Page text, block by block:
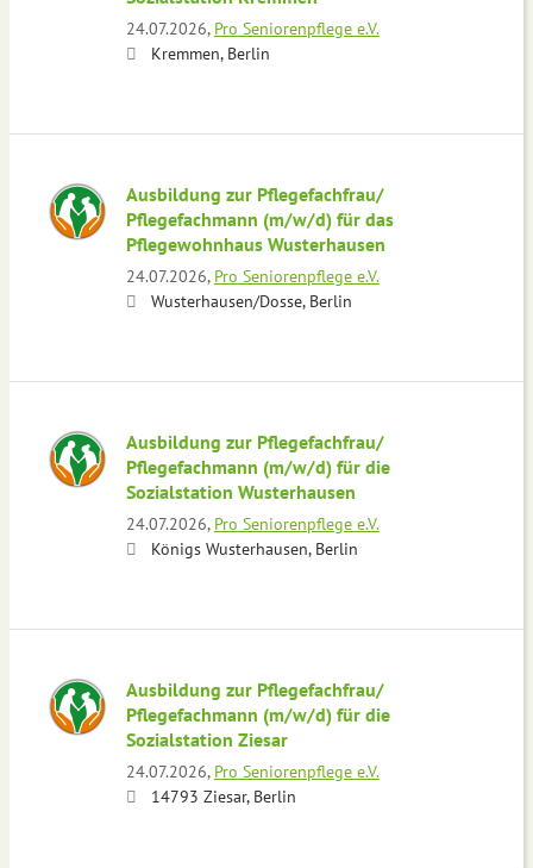
24.07.2026, Pro Seniorenpflege e.V.
Kremmen, Berlin
Ausbildung zur Pflegefachfrau/
Pflegefachmann (m/w/d) für das
Pflegewohnhaus Wusterhausen
24.07.2026, Pro Seniorenpflege e.V.
Wusterhausen/Dosse, Berlin
Ausbildung zur Pflegefachfrau/
Pflegefachmann (m/w/d) für die
Sozialstation Wusterhausen
24.07.2026, Pro Seniorenpflege e.V.
Königs Wusterhausen, Berlin
Ausbildung zur Pflegefachfrau/
Pflegefachmann (m/w/d) für die
Sozialstation Ziesar
24.07.2026, Pro Seniorenpflege e.V.
14793 Ziesar, Berlin